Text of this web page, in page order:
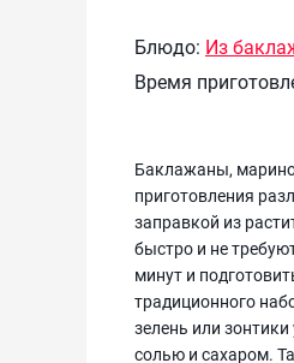
Блюдо: Из
Время
Баклажаны,
приготовления
заправкой из
быстро и не
минут и
традиционного
зелень или
солью и сахаром.